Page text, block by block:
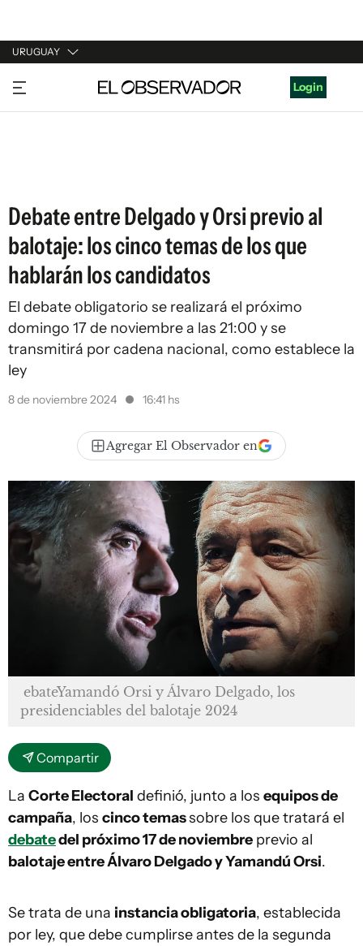
URUGUAY
URUGUAY
ARGENTINA
Login
Debate entre Delgado y Orsi previo al
balotaje: los cinco temas de los que
hablarán los candidatos
El debate obligatorio se realizará el próximo
domingo 17 de noviembre a las 21:00 y se
transmitirá por cadena nacional, como establece la
ley
8 de noviembre 2024 16:41 hs
Agregar El Observador en
ebateYamandó Orsi y Álvaro Delgado, los
presidenciables del balotaje 2024
Compartir
La Corte Electoral definió, junto a los equipos de
campaña, los cinco temassobre los que tratará el
debatedel próximo 17 de noviembre previo al
balotaje entre Álvaro Delgado y Yamandú Orsi.
Se trata de una instancia obligatoria, establecida
por ley, que debe cumplirse antes de la segunda